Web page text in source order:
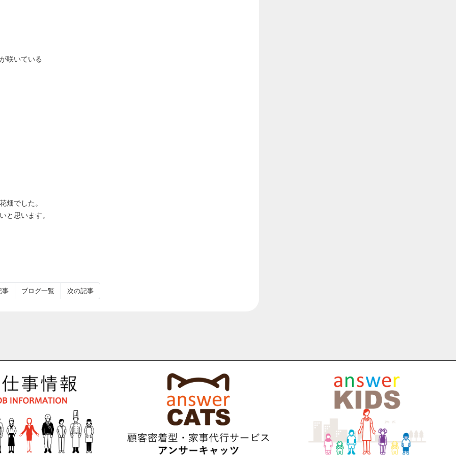
咲いている
畑でした。
と思います。
事 ブログ一覧 次の記事